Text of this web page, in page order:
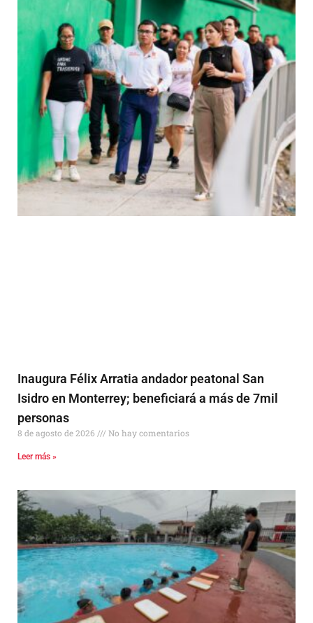
Inaugura Félix Arratia andador peatonal San
Isidro en Monterrey; beneficiará a más de 7mil
personas
8 de agosto de 2026 No hay comentarios
Leer más »